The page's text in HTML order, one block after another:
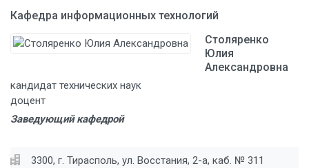
Кафедра информационных технологий
Столяренко
Юлия
Александровна
кандидат технических наук
доцент
Заведующий кафедрой
3300, г. Тирасполь, ул. Восстания, 2-а, каб. № 311